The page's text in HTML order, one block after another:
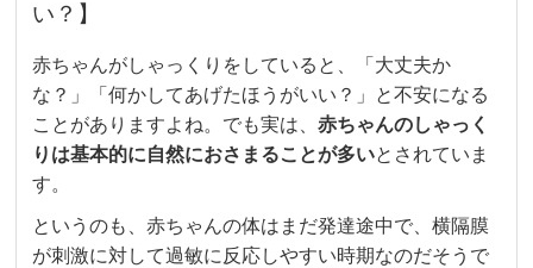
い？】
赤ちゃんがしゃっくりをしていると、「大丈夫か
な？」「何かしてあげたほうがいい？」と不安になる
ことがありますよね。でも実は、赤ちゃんのしゃっく
りは基本的に自然におさまることが多いとされていま
す。
というのも、赤ちゃんの体はまだ発達途中で、横隔膜
が刺激に対して過敏に反応しやすい時期なのだそうで